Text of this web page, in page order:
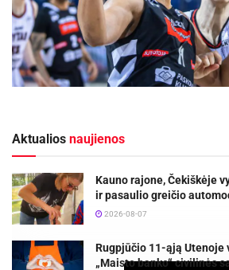
Aktualios naujienos
Kauno rajone, Čekiškėje
ir pasaulio greičio
2026-08-07
Rugpjūčio 11-ąją Utenoje
„Maisto banko“ civilinės